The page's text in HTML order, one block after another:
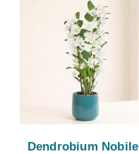
Dendrobium Nobile